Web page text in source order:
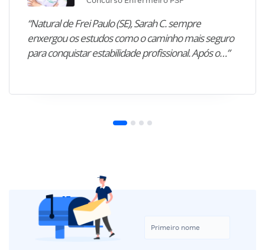
“Natural de Frei Paulo (SE), Sarah C. sempre
enxergou os estudos como o caminho mais seguro
para conquistar estabilidade profissional. Após o…”